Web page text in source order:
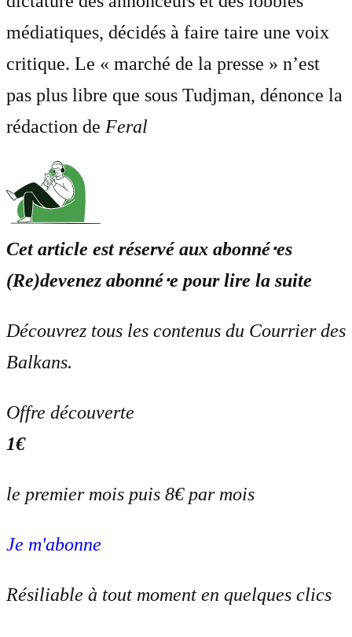
médiatiques, décidés à faire taire une voix
critique. Le « marché de la presse » n’est
pas plus libre que sous Tudjman, dénonce la
rédaction de Feral
Cet article est réservé aux abonné⋅es
(Re)devenez abonné⋅e pour lire la suite
Découvrez tous les contenus du Courrier des
Balkans.
Offre découverte
1€
le premier mois puis 8€ par mois
Je m'abonne
Résiliable à tout moment en quelques clics